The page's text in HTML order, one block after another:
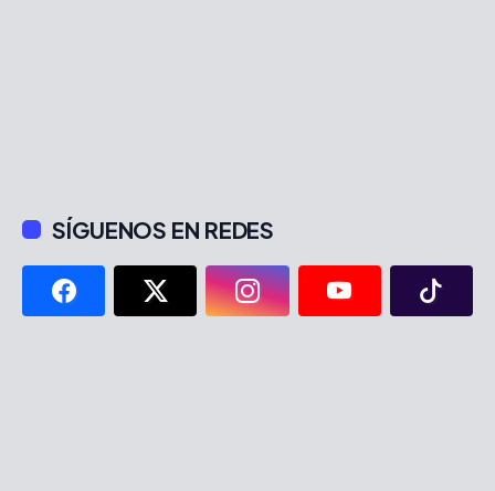
SÍGUENOS EN REDES